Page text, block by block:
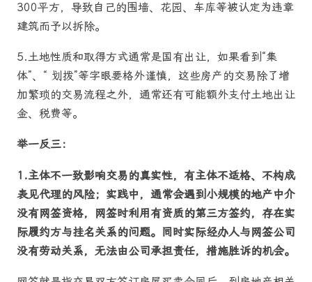
300平方，导致自己的围墙、花园、车库等被认定为违章
建筑而予以拆除。
5.土地性质和取得方式通常是国有出让，如果看到“集
体”、“ 划拨”等字眼要格外谨慎，这些房产的交易除了增
加繁琐的交易流程之外，通常还有可能额外支付土地出让
金、税费等。
举一反三：
1.主体不一致影响交易的真实性，有主体不适格、不构成
表见代理的风险； 实践中，通常会遇到小规模的地产中介
没有网签资格，网签时利用有资质的第三方签约，存在实
际履约方与挂名关系的问题。同时实际经办人与网签公司
没有劳动关系，无法由公司承担责任，措施胜诉的机会。